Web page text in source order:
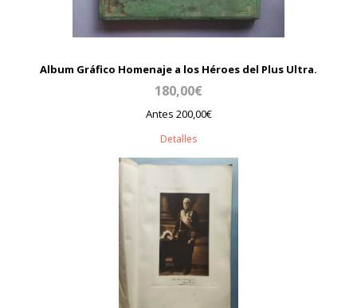
Album Gráfico Homenaje a los Héroes del Plus Ultra.
180,00€
Antes 200,00€
Detalles